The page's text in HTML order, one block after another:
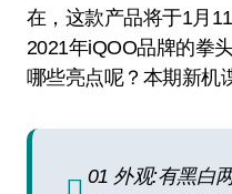
在，这款产品将于1月
2021年iQOO品牌的拳
哪些亮点呢？本期新机
01 外观:有黑白